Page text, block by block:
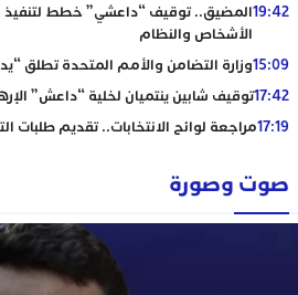
19:42المضيق.. توقيف “داعشي” خطط لتنفيذ
الأشخاص والنظام
15:09وزارة التضامن والأمم المتحدة تطلق
17:42توقيف شابين ينتميان لخلية “داعش”
17:19مراجعة لوائح الانتخابات.. تقديم طلبات
صوت وصورة